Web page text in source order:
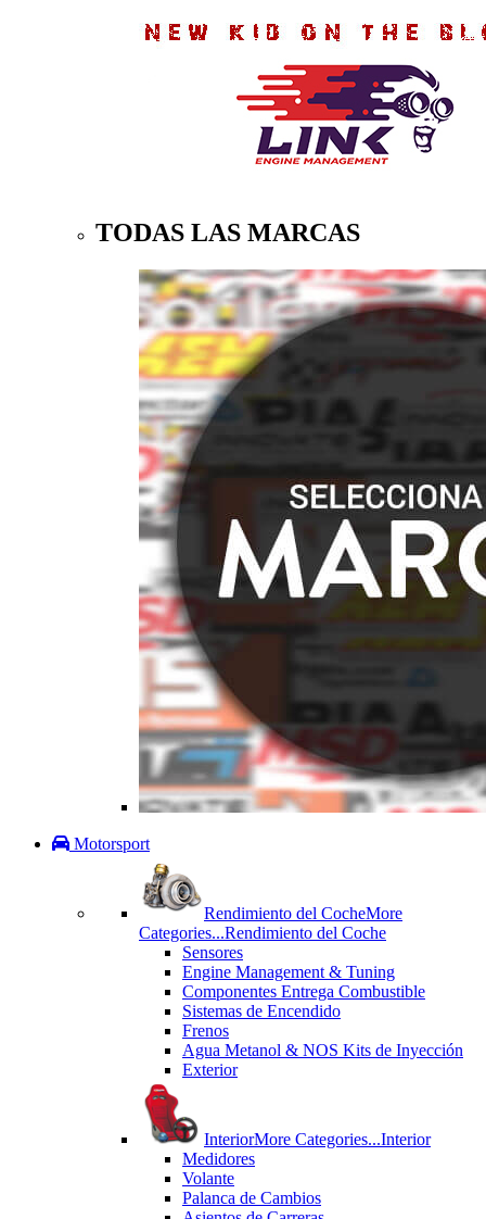
TODAS LAS MARCAS
Motorsport
Rendimiento del CocheMore
Categories...Rendimiento del Coche
Sensores
Engine Management & Tuning
Componentes Entrega Combustible
Sistemas de Encendido
Frenos
Agua Metanol & NOS Kits de Inyección
Exterior
InteriorMore Categories...Interior
Medidores
Volante
Palanca de Cambios